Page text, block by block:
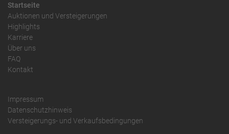
Startseite
Auktionen und Versteigerungen
Highlights
Karriere
Über uns
FAQ
Kontakt
Impressum
Datenschutzhinweis
Versteigerungs- und Verkaufsbedingungen